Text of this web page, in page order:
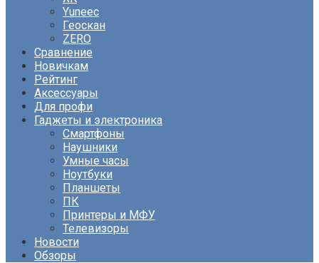
Yuneec
Геоскан
ZERO
Сравнение
Новичкам
Рейтинг
Аксессуары
Для профи
Гаджеты и электроника
Смартфоны
Наушники
Умные часы
Ноутбуки
Планшеты
ПК
Принтеры и МФУ
Телевизоры
Новости
Обзоры